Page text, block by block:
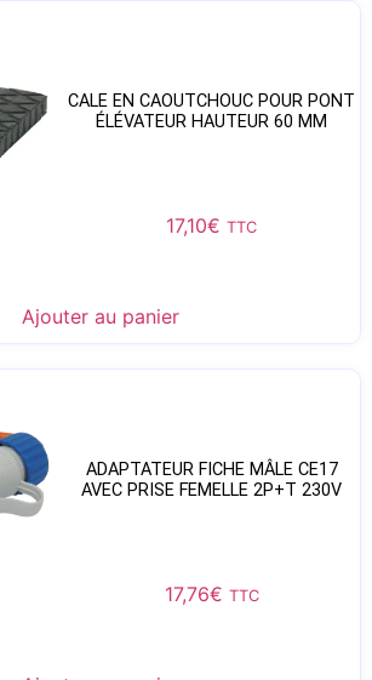
CALE EN CAOUTCHOUC POUR PONT
ÉLÉVATEUR HAUTEUR 60 MM
17,10€ TTC
Ajouter au panier
ADAPTATEUR FICHE MÂLE CE17
AVEC PRISE FEMELLE 2P+T 230V
17,76€ TTC